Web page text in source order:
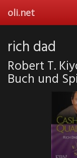
main
oli.net
rich dad
Robert T.
Buch und